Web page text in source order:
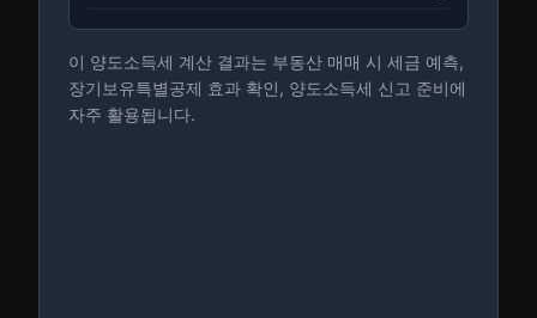
이 양도소득세 계산 결과는 부동산 매매 시 세금 예측,
장기보유특별공제 효과 확인, 양도소득세 신고 준비에
자주 활용됩니다.